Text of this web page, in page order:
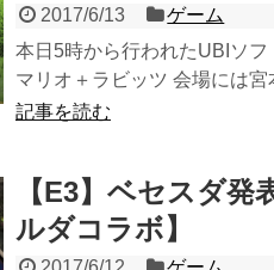
2017/6/13
ゲーム
本日5時から行われたUBIソフ
マリオ＋ラビッツ 会場には
記事を読む
【E3】ベセスダ
ルダコラボ】